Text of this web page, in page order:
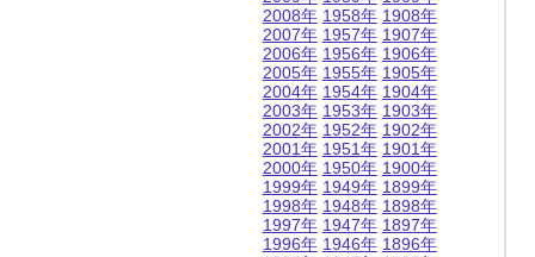
2008年
2007年
2006年
2005年
2004年
2003年
2002年
2001年
2000年
1999年
1998年
1997年
1996年
1958年
1957年
1956年
1955年
1954年
1953年
1952年
1951年
1950年
1949年
1948年
1947年
1946年
1908年
1907年
1906年
1905年
1904年
1903年
1902年
1901年
1900年
1899年
1898年
1897年
1896年